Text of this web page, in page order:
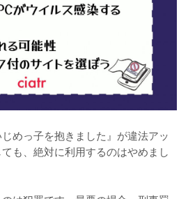
めっ子を抱きました』が違法アッ
も、絶対に利用するのはやめまし